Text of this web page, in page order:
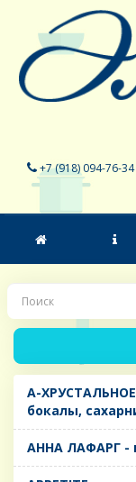
+7 (918) 094-76-34
A-
бокалы,
AHHA ЛАФАРГ